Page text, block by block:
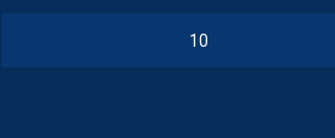
10